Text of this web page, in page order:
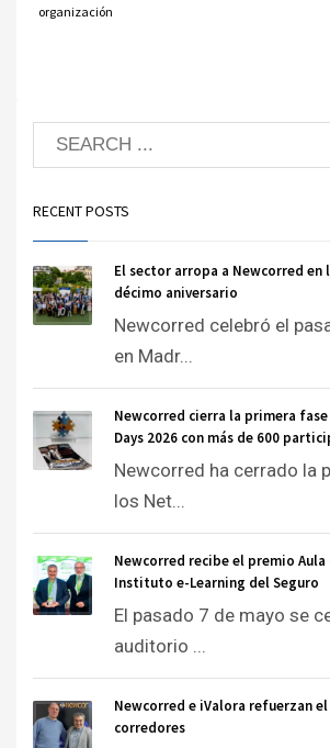
organización
RECENT POSTS
El sector arropa a Newcorred en
décimo aniversario
Newcorred celebró el
en Madr...
Newcorred cierra la primera
Days 2026 con más de 600
Newcorred ha cerrado la
los Net...
Newcorred recibe el premio
Instituto e-Learning del Seguro
El pasado 7 de mayo se
auditorio ...
Newcorred e iValora refuerzan
corredores